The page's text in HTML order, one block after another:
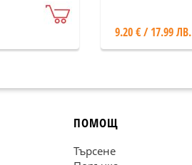
9.20 € / 17.99 ЛВ.
ПОМОЩ
Търсене